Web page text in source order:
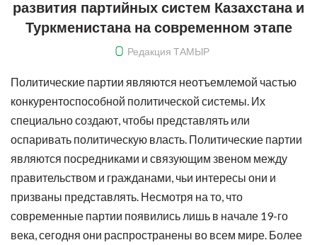
развития партийных систем Казахстана и
Туркменистана на современном этапе
Редакция ТАМЫР
Политические партии являются неотъемлемой частью
конкурентоспособной политической системы. Их
специально создают, чтобы представлять или
оспаривать политическую власть. Политические партии
являются посредниками и связующим звеном между
правительством и гражданами, чьи интересы они и
призваны представлять. Несмотря на то, что
современные партии появились лишь в начале 19-го
века, сегодня они распространены во всем мире. Более